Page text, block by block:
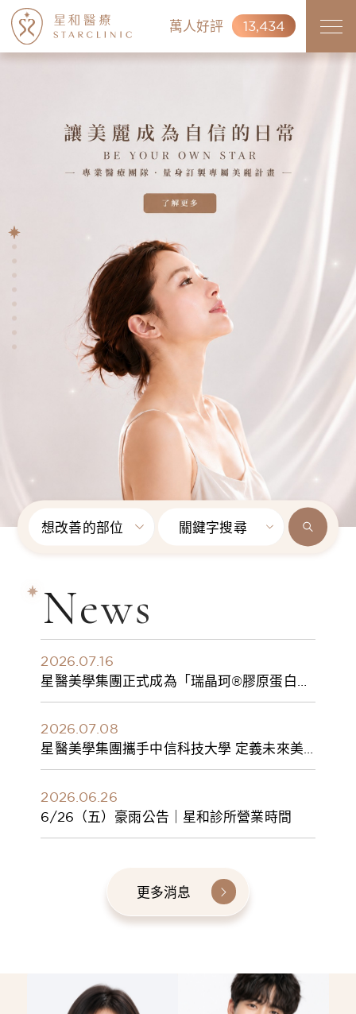
萬人好評 13,434
想改善的部位 關鍵字搜尋
News
2026.07.16
星醫美學集團正式成為「瑞晶珂®膠原蛋白植
入劑」台灣獨家總代理
2026.07.08
星醫美學集團攜手中信科技大學 定義未來美
學人才新標準 建構健康美學產學共育模式 串
2026.06.26
6/26（五）豪雨公告｜星和診所營業時間
更多消息